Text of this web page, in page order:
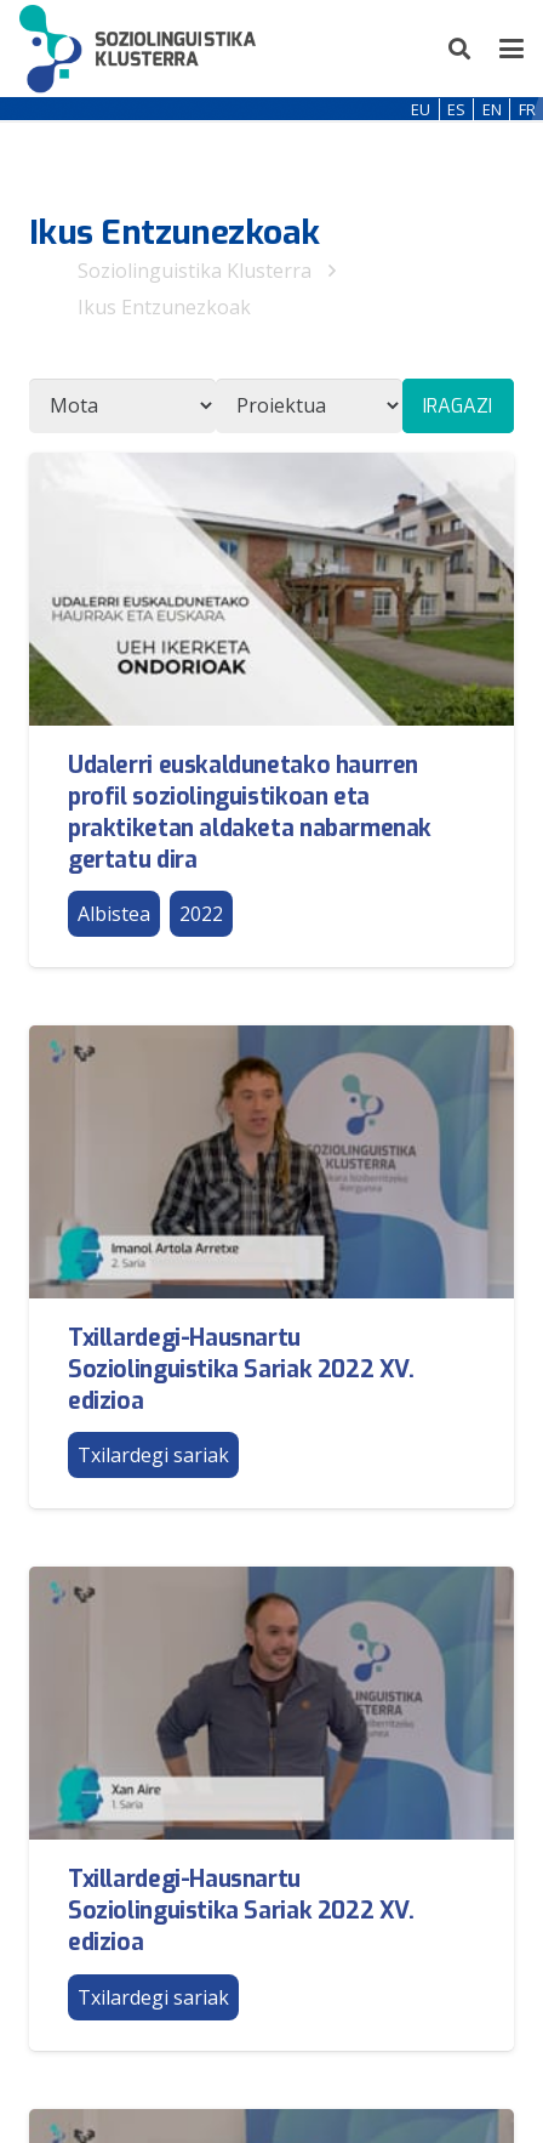
EU ES EN FR
Ikus Entzunezkoak
Soziolinguistika Klusterra
Ikus Entzunezkoak
IRAGAZI
Udalerri euskaldunetako haurren
profil soziolinguistikoan eta
praktiketan aldaketa nabarmenak
gertatu dira
Albistea 2022
Txillardegi-Hausnartu
Soziolinguistika Sariak 2022 XV.
edizioa
Txilardegi sariak
Txillardegi-Hausnartu
Soziolinguistika Sariak 2022 XV.
edizioa
Txilardegi sariak